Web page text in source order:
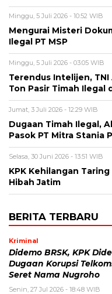
Minggu, 5 Juli 2026 - 10:52 WIB
Mengurai Misteri
Ilegal PT MSP
Minggu, 5 Juli 2026 - 03:05 WIB
Terendus Intelijen, TNI
Ton Pasir Timah Ilegal
Jumat, 3 Juli 2026 - 12:29 WIB
Dugaan Timah Ilegal,
Pasok PT Mitra Stania
Selasa, 30 Juni 2026 - 13:51 WIB
KPK Kehilangan
Hibah Jatim
BERITA TERBARU
Kriminal
Didemo BRSK, KPK
Dugaan Korupsi
Seret Nama Nugroho
Senin, 27 Jul 2026 - 18:48 WIB